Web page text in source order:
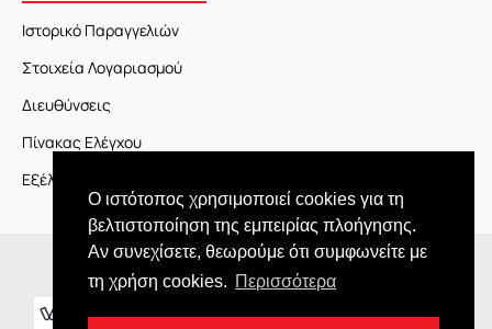
Ο ιστότοπος χρησιμοποιεί cookies για τη
βελτιστοποίηση της εμπειρίας πλοήγησης.
Αν συνεχίσετε, θεωρούμε ότι συμφωνείτε με
τη χρήση cookies. Περισσότερα
Ιστορικό Παραγγελιών
Στοιχεία Λογαριασμού
Διευθύνσεις
Πίνακας Ελέγχου
Εξέλιξη Παραγγελίας